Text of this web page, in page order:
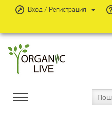
Вход / Регистрация